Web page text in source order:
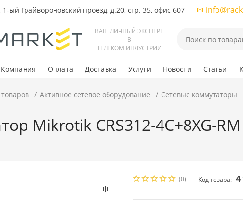
1-ый Грайвороновский проезд, д.20, стр. 35, офис 607
ВАШ ЛИЧНЫЙ ЭКСПЕРТ
В
ТЕЛЕКОМ ИНДУСТРИИ
Компания Оплата Доставка Услуги Новости Статьи
товаров Активное сетевое оборудование Сетевые коммутаторы
Mikrotik CRS312-4C+8XG-
(0) Код товара: